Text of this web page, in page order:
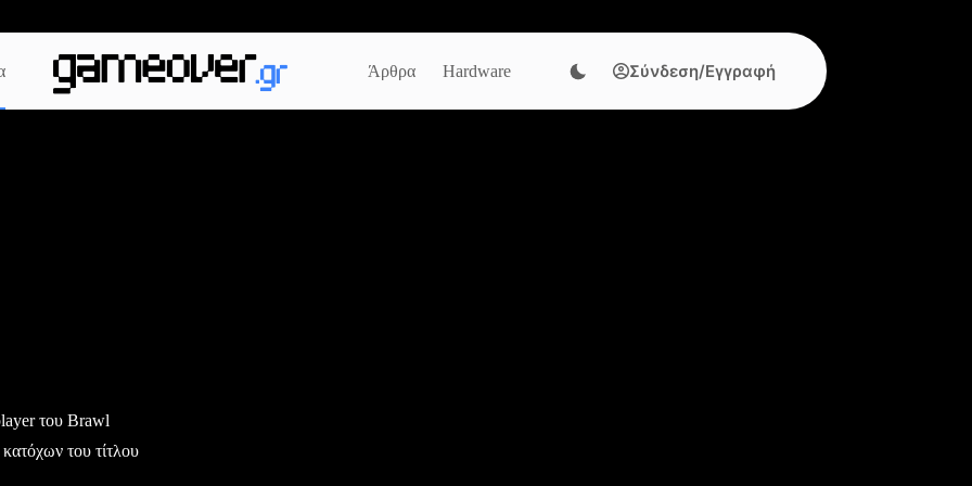
Άρθρα Hardware Σύνδεση/Εγγραφή
του Brawl
του τίτλου